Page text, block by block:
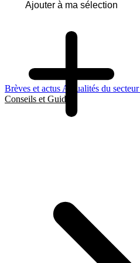
Brèves et actus Actualités du secteur
Conseils et Guides
Ajouter à ma sélection